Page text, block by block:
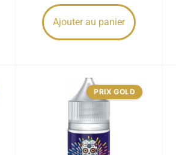
Ajouter au panier
PRIX GOLD